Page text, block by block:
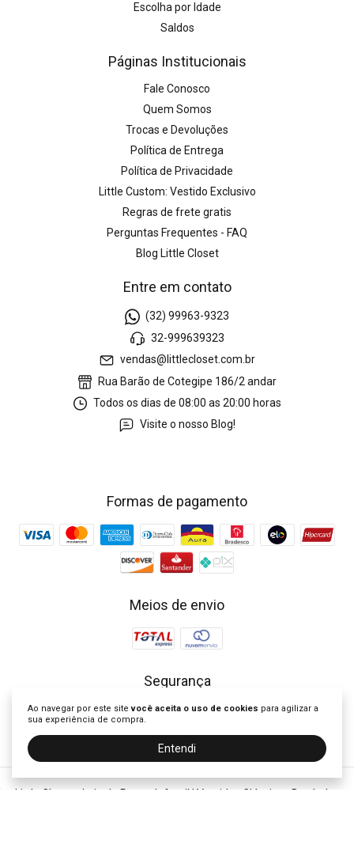
Ao navegar por este sitevocê aceita o uso de cookies para agilizar a
sua experiência de compra.
Entendi
Escolha por Idade
Saldos
Páginas Institucionais
Fale Conosco
Quem Somos
Trocas e Devoluções
Política de Entrega
Política de Privacidade
Little Custom: Vestido Exclusivo
Regras de frete gratis
Perguntas Frequentes - FAQ
Blog Little Closet
Entre em contato
(32) 99963-9323
32-999639323
vendas@littlecloset.com.br
Rua Barão de Cotegipe 186/2 andar
Todos os dias de 08:00 as 20:00 horas
Visite o nosso Blog!
Formas de pagamento
Meios de envio
Segurança
Little Closet - Loja de Roupa Infantil | Vestidos Clássicos Bordados